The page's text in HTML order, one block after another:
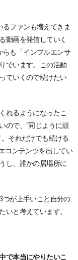
るファンも増えてきま
動画を発信していく
らも「インフルエンサ
でいます。 この活動
ていくので続けたい
れるようになったこ
ので、”同じように頑
それだけでも続ける
コンテンツを出してい
し、誰かの居場所に
つが上手いこと自分の
いと考えています。
で本当にやりたいこ